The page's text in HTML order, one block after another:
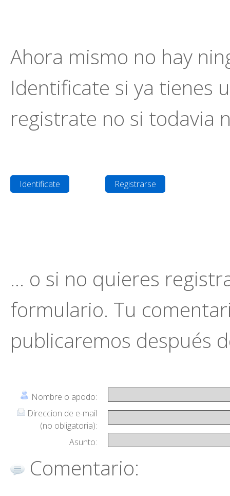
Ahora mismo no hay
Identificate si ya tienes
registrate no si todavia
Identificate Registrarse
... o si no quieres
formulario. Tu
publicaremos después
Nombre o apodo:
Direccion de e-mail
(no obligatoria):
Asunto:
Comentario: